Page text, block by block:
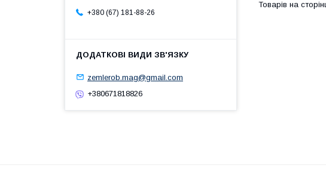
+380 (67) 181-88-26
zemlerob.mag@gmail.com
+380671818826